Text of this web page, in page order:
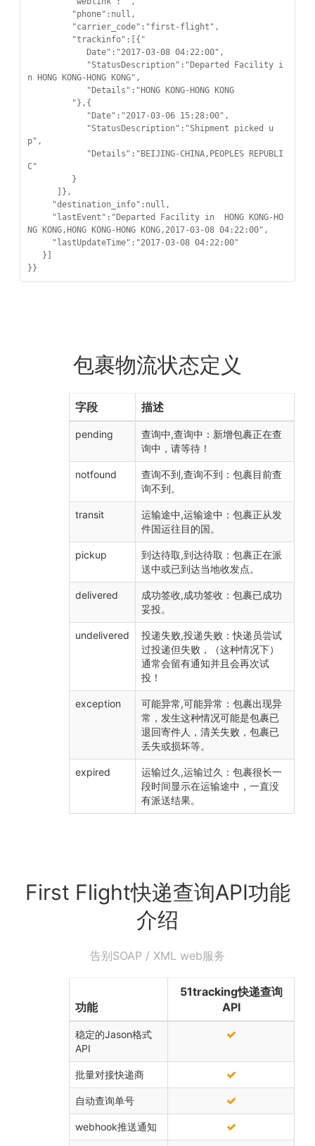
n HONG KONG-HONG KONG",
p",
C"
NG KONG,HONG KONG-HONG KONG,2017-03-08 04:22:00",
}}
包裹物流状态定义
字段 描述
pending
查询中,查询中：新增包裹正在查
询中，请等待！
notfound
查询不到,查询不到：包裹目前查
询不到。
transit
运输途中,运输途中：包裹正从发
件国运往目的国。
pickup
到达待取,到达待取：包裹正在派
送中或已到达当地收发点。
delivered
成功签收,成功签收：包裹已成功
妥投。
undelivered
投递失败,投递失败：快递员尝试
过投递但失败，（这种情况下）
通常会留有通知并且会再次试
投！
exception
可能异常,可能异常：包裹出现异
常，发生这种情况可能是包裹已
退回寄件人，清关失败，包裹已
丢失或损坏等。
expired
运输过久,运输过久：包裹很长一
段时间显示在运输途中，一直没
有派送结果。
First Flight快递查询API功能
介绍
告别SOAP / XML web服务
功能
51tracking快递查询
API
稳定的Jason格式
API
批量对接快递商
自动查询单号
webhook推送通知